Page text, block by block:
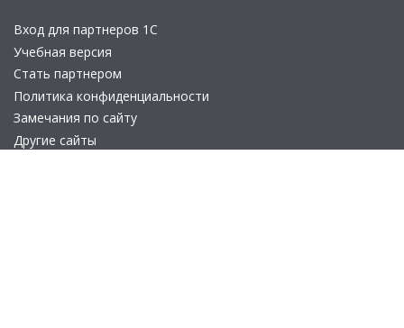
Вход для партнеров 1С
Учебная версия
Стать партнером
Политика конфиденциальности
Замечания по сайту
Другие сайты